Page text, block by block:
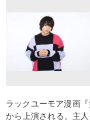
ラックユーモア漫画
から上演される。主